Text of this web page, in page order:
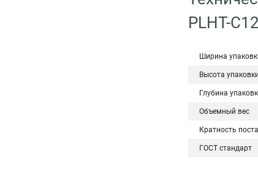
PLHT-
Ширина
Высота упаковки
Глубина
Объемный вес
Кратность
ГОСТ стандарт